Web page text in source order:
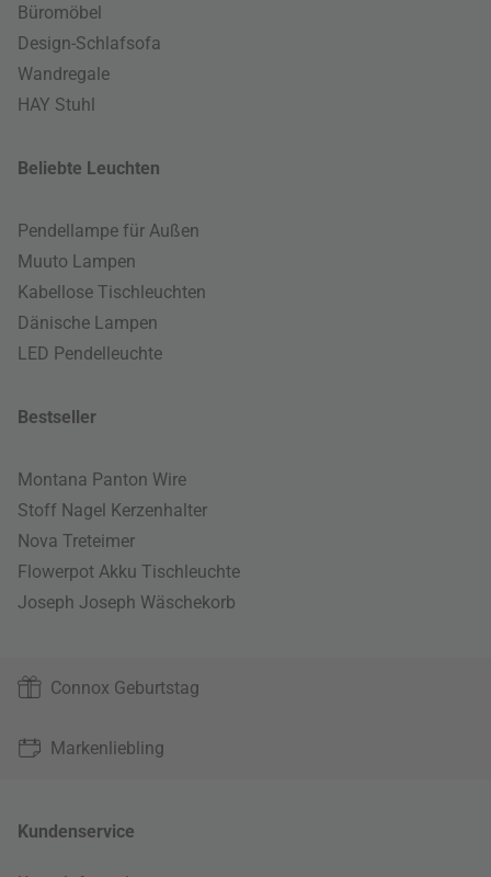
Büromöbel
Design-Schlafsofa
Wandregale
HAY Stuhl
Beliebte Leuchten
Pendellampe für Außen
Muuto Lampen
Kabellose Tischleuchten
Dänische Lampen
LED Pendelleuchte
Bestseller
Montana Panton Wire
Stoff Nagel Kerzenhalter
Nova Treteimer
Flowerpot Akku Tischleuchte
Joseph Joseph Wäschekorb
Connox Geburtstag
Markenliebling
Kundenservice